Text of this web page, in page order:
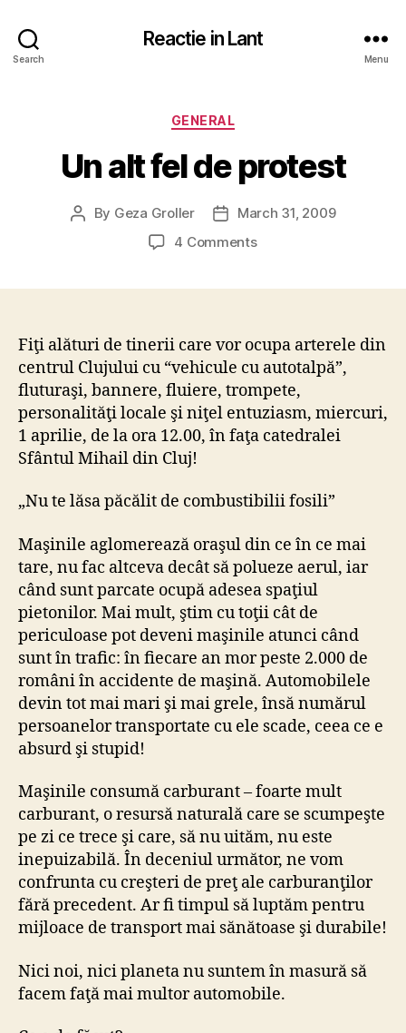
Search
Reactie in Lant
Menu
Categories
GENERAL
Un alt fel de protest
Post
By Geza Groller
PostMarch 31, 2009
4 Commentson
protest
Fiţi alături de tinerii care vor ocupa arterele din
centrul Clujului cu “vehicule cu autotalpă”,
fluturaşi, bannere, fluiere, trompete,
personalităţi locale şi niţel entuziasm, miercuri,
1 aprilie, de la ora 12.00, în faţa catedralei
Sfântul Mihail din Cluj!
„Nu te lăsa păcălit de combustibilii fosili”
Maşinile aglomerează oraşul din ce în ce mai
tare, nu fac altceva decât să polueze aerul, iar
când sunt parcate ocupă adesea spaţiul
pietonilor. Mai mult, ştim cu toţii cât de
periculoase pot deveni maşinile atunci când
sunt în trafic: în fiecare an mor peste 2.000 de
români în accidente de maşină. Automobilele
devin tot mai mari şi mai grele, însă numărul
persoanelor transportate cu ele scade, ceea ce e
absurd şi stupid!
Maşinile consumă carburant – foarte mult
carburant, o resursă naturală care se scumpeşte
pe zi ce trece şi care, să nu uităm, nu este
inepuizabilă. În deceniul următor, ne vom
confrunta cu creşteri de preţ ale carburanţilor
fără precedent. Ar fi timpul să luptăm pentru
mijloace de transport mai sănătoase şi durabile!
Nici noi, nici planeta nu suntem în masură să
facem faţă mai multor automobile.